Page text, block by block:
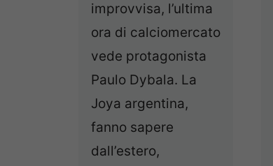
improvvisa, l’ultima
ora di calciomercato
vede protagonista
Paulo Dybala. La
Joya argentina,
fanno sapere
dall’estero,